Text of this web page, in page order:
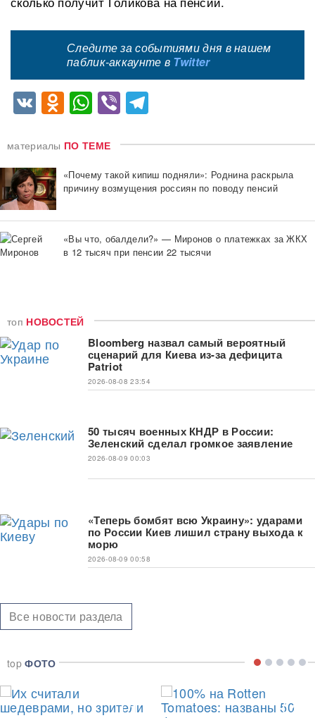
Следите за событиями дня в нашем
паблик-аккаунте в Twitter
VKOdnoklassniki
WhatsApp
Viber
материалы ПО ТЕМЕ
«Почему такой кипиш подняли»: Роднина раскрыла
причину возмущения россиян по поводу пенсий
«Вы что, обалдели?» — Миронов о платежках за ЖКХ
в 12 тысяч при пенсии 22 тысячи
топ НОВОСТЕЙ
Bloomberg назвал самый вероятный
сценарий для Киева из-за дефицита
Patriot
2026-08-08 23:54
50 тысяч военных КНДР в России:
Зеленский сделал громкое заявление
2026-08-09 00:03
«Теперь бомбят всю Украину»: ударами
по России Киев лишил страну выхода к
морю
2026-08-09 00:58
Все новости раздела
topФОТО
1 2